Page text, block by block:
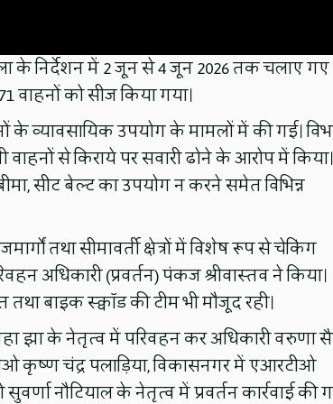
के निर्देशन में 2 जून से 4 जून 2026 तक चलाए गए
वाहनों को सीज किया गया।
के व्यावसायिक उपयोग के मामलों में की गई।
वाहनों से किराये पर सवारी ढोने के आरोप में किया।
सीट बेल्ट का उपयोग न करने समेत विभिन्न
तथा सीमावर्ती क्षेत्रों में विशेष रूप से चेकिंग
अधिकारी (प्रवर्तन) पंकज श्रीवास्तव ने किया।
बाइक स्क्वॉड की टीम भी मौजूद रही।
झा के नेतृत्व में परिवहन कर अधिकारी वरुणा
कृष्ण चंद्र पलाड़िया, विकासनगर में एआरटीओ
नौटियाल के नेतृत्व में प्रवर्तन कार्रवाई की